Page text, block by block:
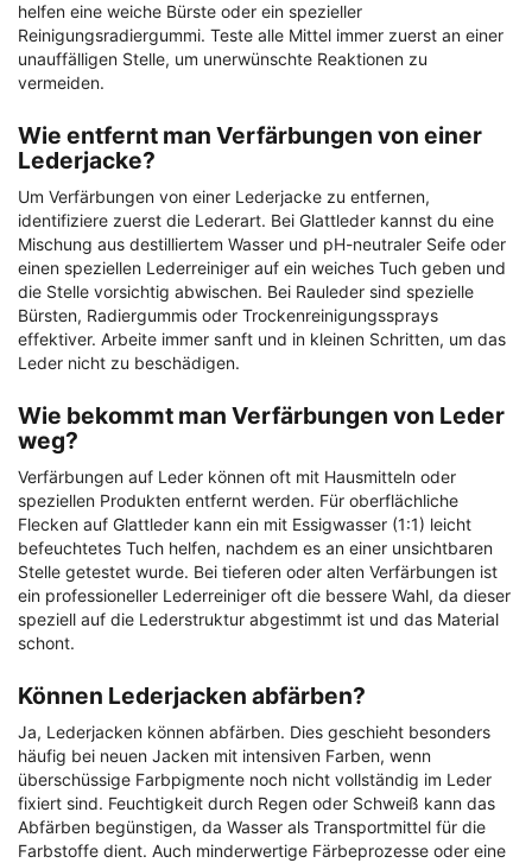
helfen eine weiche Bürste oder ein spezieller
Reinigungsradiergummi. Teste alle Mittel immer zuerst an einer
unauffälligen Stelle, um unerwünschte Reaktionen zu
vermeiden.
Wie entfernt man Verfärbungen von einer
Lederjacke?
Um Verfärbungen von einer Lederjacke zu entfernen,
identifiziere zuerst die Lederart. Bei Glattleder kannst du eine
Mischung aus destilliertem Wasser und pH-neutraler Seife oder
einen speziellen Lederreiniger auf ein weiches Tuch geben und
die Stelle vorsichtig abwischen. Bei Rauleder sind spezielle
Bürsten, Radiergummis oder Trockenreinigungssprays
effektiver. Arbeite immer sanft und in kleinen Schritten, um das
Leder nicht zu beschädigen.
Wie bekommt man Verfärbungen von Leder
weg?
Verfärbungen auf Leder können oft mit Hausmitteln oder
speziellen Produkten entfernt werden. Für oberflächliche
Flecken auf Glattleder kann ein mit Essigwasser (1:1) leicht
befeuchtetes Tuch helfen, nachdem es an einer unsichtbaren
Stelle getestet wurde. Bei tieferen oder alten Verfärbungen ist
ein professioneller Lederreiniger oft die bessere Wahl, da dieser
speziell auf die Lederstruktur abgestimmt ist und das Material
schont.
Können Lederjacken abfärben?
Ja, Lederjacken können abfärben. Dies geschieht besonders
häufig bei neuen Jacken mit intensiven Farben, wenn
überschüssige Farbpigmente noch nicht vollständig im Leder
fixiert sind. Feuchtigkeit durch Regen oder Schweiß kann das
Abfärben begünstigen, da Wasser als Transportmittel für die
Farbstoffe dient. Auch minderwertige Färbeprozesse oder eine